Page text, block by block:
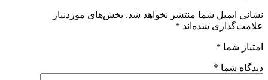
نشانی ایمیل شما منتشر نخواهد شد. بخش‌های موردنیاز
علامت‌گذاری شده‌اند *
امتیاز شما *
دیدگاه شما *